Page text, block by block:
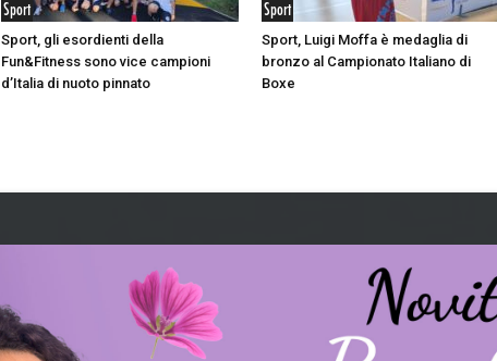
Sport
Sport, gli esordienti della
Fun&Fitness sono vice campioni
d’Italia di nuoto pinnato
Sport
Sport, Luigi Moffa è medaglia di
bronzo al Campionato Italiano di
Boxe